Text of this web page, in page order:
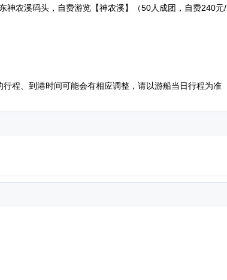
神农溪码头，自费游览【神农溪】（50人成团，自费240元/
程、到港时间可能会有相应调整，请以游船当日行程为准